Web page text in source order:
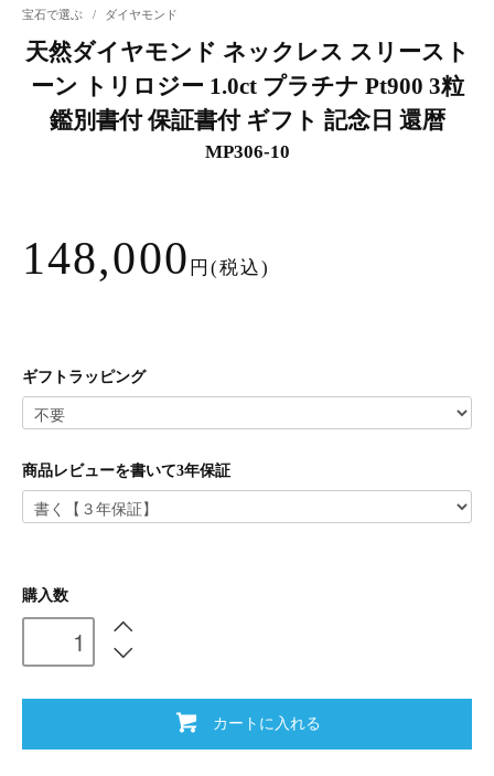
宝石で選ぶ / ダイヤモンド
天然ダイヤモンド ネックレス スリースト
ーン トリロジー 1.0ct プラチナ Pt900 3粒
鑑別書付 保証書付 ギフト 記念日 還暦
MP306-10
148,000 円(税込)
ギフトラッピング
商品レビューを書いて3年保証
購入数
カートに入れる